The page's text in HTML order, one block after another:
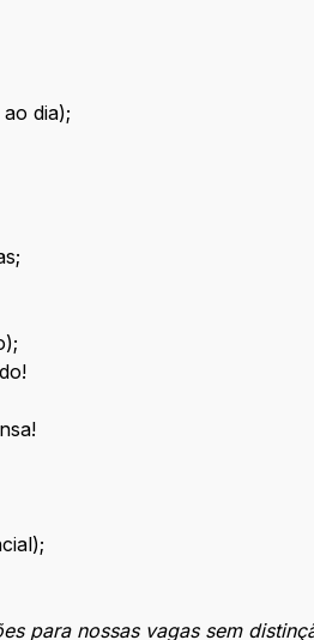
dia);
para nossas vagas sem